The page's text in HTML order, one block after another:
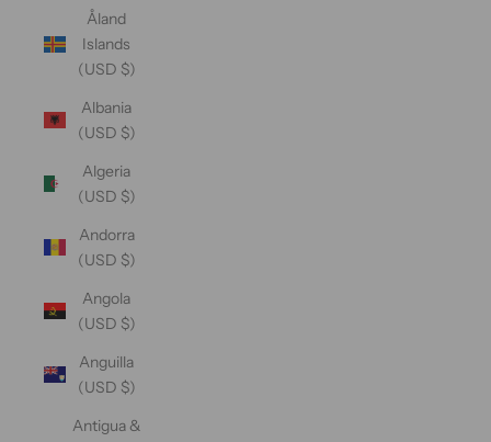
Åland
Islands
(USD $)
Albania
(USD $)
Algeria
(USD $)
Andorra
(USD $)
Angola
(USD $)
Anguilla
(USD $)
Antigua &